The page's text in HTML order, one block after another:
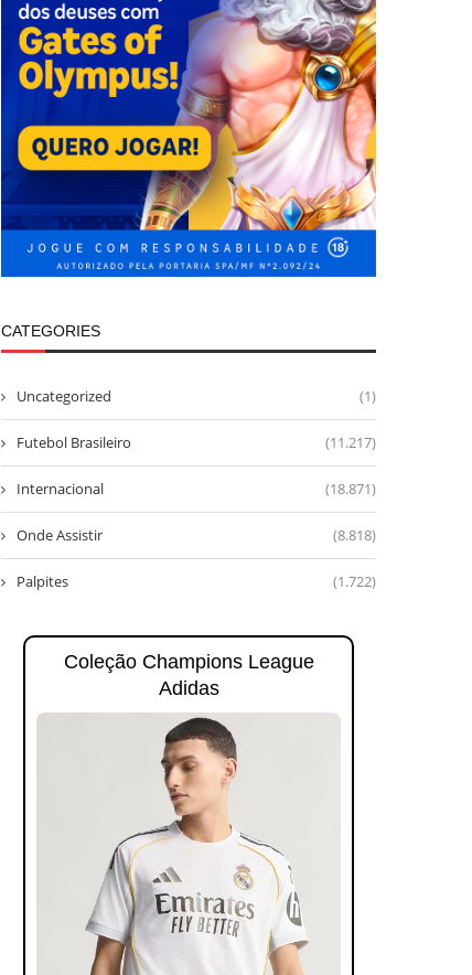
CATEGORIES
Uncategorized (1)
Futebol Brasileiro (11.217)
Internacional (18.871)
Onde Assistir (8.818)
Palpites (1.722)
Coleção Champions League
Adidas